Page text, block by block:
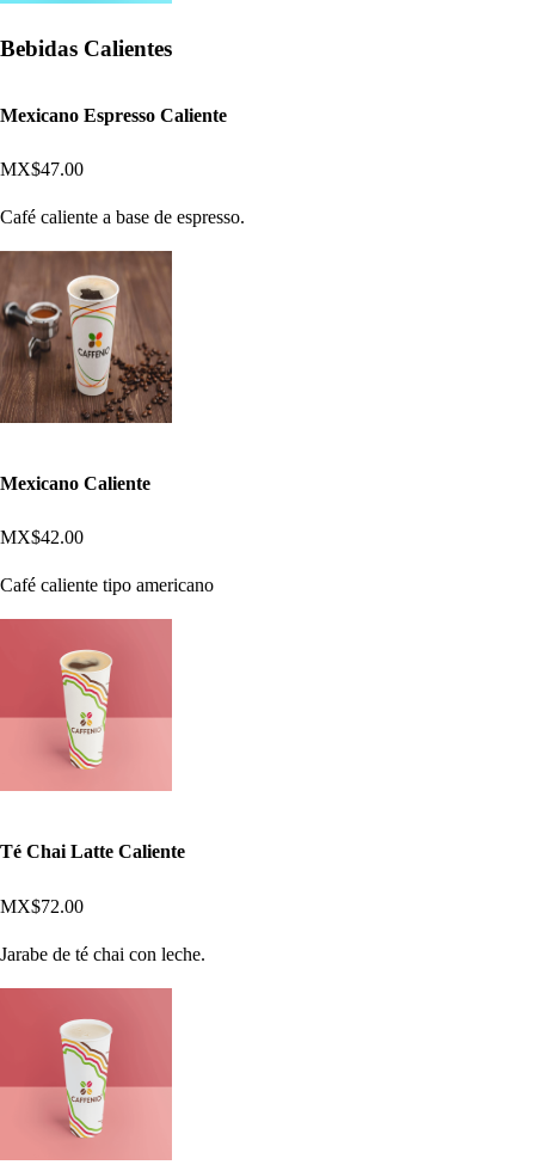
Bebidas Calientes
Mexicano Espresso Caliente
MX$47.00
Café caliente a base de espresso.
Mexicano Caliente
MX$42.00
Café caliente tipo americano
Té Chai Latte Caliente
MX$72.00
Jarabe de té chai con leche.